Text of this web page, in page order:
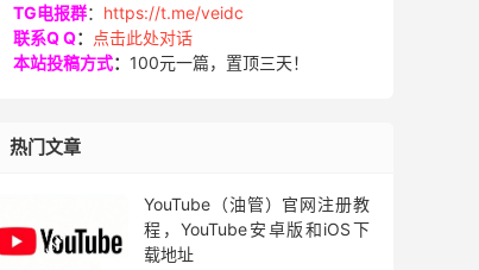
TG电报群： https://t.me/veidc
联系Q Q：
点击此处对话
本站投稿方式： 100元一篇，置顶三天！
热门文章
YouTube（油管）官网注册教
程，YouTube安卓版和iOS下
载地址